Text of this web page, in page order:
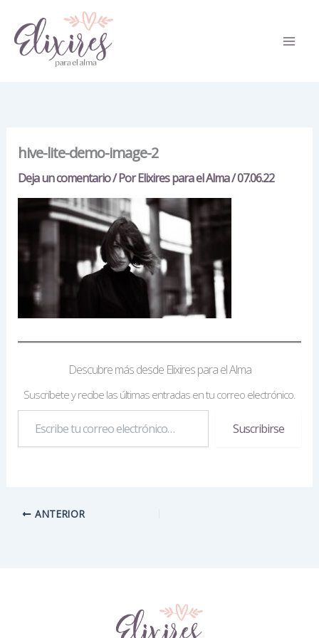
contenido
hive-lite-demo-image-2
Deja un comentario/ PorElixires para el Alma/07.06.22
Descubre más desde Elixires para el Alma
Suscríbete y recibe las últimas entradas en tu correo electrónico.
correo
Suscribirse
ANTERIOR